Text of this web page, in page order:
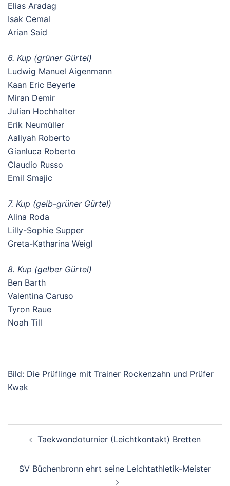
Elias Aradag
Isak Cemal
Arian Said
6. Kup (grüner Gürtel)
Ludwig Manuel Aigenmann
Kaan Eric Beyerle
Miran Demir
Julian Hochhalter
Erik Neumüller
Aaliyah Roberto
Gianluca Roberto
Claudio Russo
Emil Smajic
7. Kup (gelb-grüner Gürtel)
Alina Roda
Lilly-Sophie Supper
Greta-Katharina Weigl
8. Kup (gelber Gürtel)
Ben Barth
Valentina Caruso
Tyron Raue
Noah Till
Bild: Die Prüflinge mit Trainer Rockenzahn und Prüfer
Kwak
Taekwondoturnier (Leichtkontakt) Bretten
SV Büchenbronn ehrt seine Leichtathletik-Meister